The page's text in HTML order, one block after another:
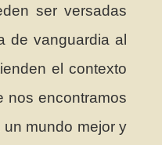
ser versadas
de vanguardia al
el contexto
nos encontramos
mundo mejor y